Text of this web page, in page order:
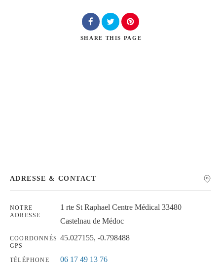
SHARE THIS PAGE
ADRESSE & CONTACT
NOTRE
ADRESSE
1 rte St Raphael Centre Médical 33480
Castelnau de Médoc
COORDONNÉS
GPS
45.027155, -0.798488
TÉLÉPHONE 06 17 49 13 76